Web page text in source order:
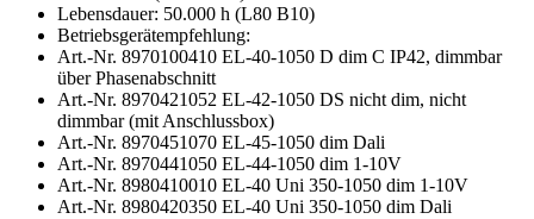
Lebensdauer: 50.000 h (L80 B10)
Betriebsgerätempfehlung:
Art.-Nr. 8970100410 EL-40-1050 D dim C IP42, dimmbar
über Phasenabschnitt
Art.-Nr. 8970421052 EL-42-1050 DS nicht dim, nicht
dimmbar (mit Anschlussbox)
Art.-Nr. 8970451070 EL-45-1050 dim Dali
Art.-Nr. 8970441050 EL-44-1050 dim 1-10V
Art.-Nr. 8980410010 EL-40 Uni 350-1050 dim 1-10V
Art.-Nr. 8980420350 EL-40 Uni 350-1050 dim Dali